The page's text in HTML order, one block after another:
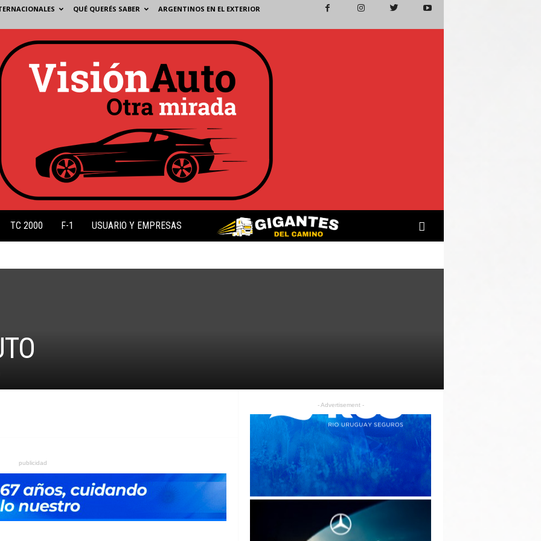
QUÉ QUERÉS SABER ARGENTINOS EN EL EXTERIOR
TC 2000 F-1 USUARIO Y EMPRESAS
publicidad
- Advertisement -